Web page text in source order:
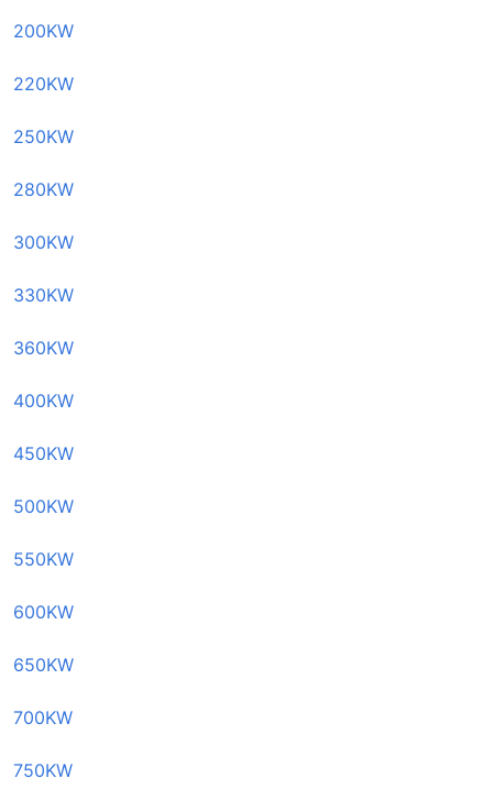
200KW
220KW
250KW
280KW
300KW
330KW
360KW
400KW
450KW
500KW
550KW
600KW
650KW
700KW
750KW